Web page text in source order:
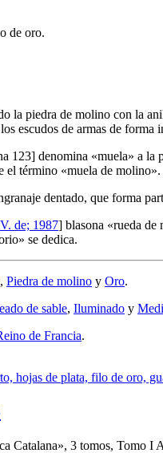
de oro.
la piedra de molino con la
escudos de armas de forma
123] denomina «muela» a la
el término «muela de molino».
dentado, que forma
de; 1987] blasona «rueda de
» se dedica.
, Piedra de molino y Oro.
de sable, Iluminado y
de Francia.
Catalana», 3 tomos, Tomo I